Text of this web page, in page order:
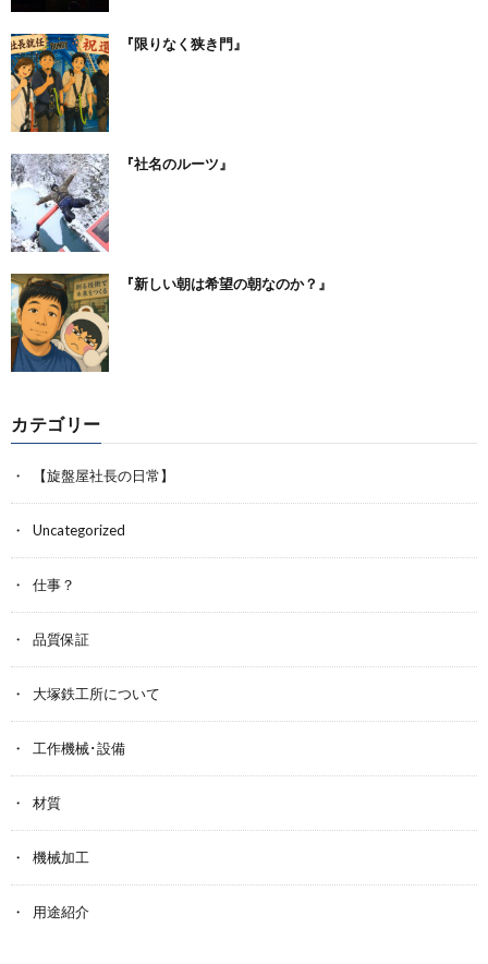
『限りなく狭き門』
『社名のルーツ』
『新しい朝は希望の朝なのか？』
カテゴリー
【旋盤屋社長の日常】
Uncategorized
仕事？
品質保証
大塚鉄工所について
工作機械･設備
材質
機械加工
用途紹介